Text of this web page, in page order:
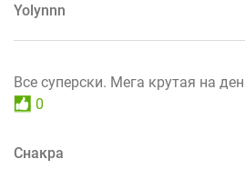
Yolynnn
Все суперски. Мега крутая на
0
Снакра